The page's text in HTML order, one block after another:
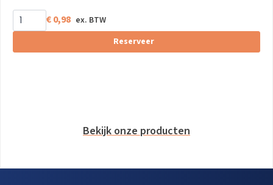
€0,98
Reserveer
Bekijk onze producten